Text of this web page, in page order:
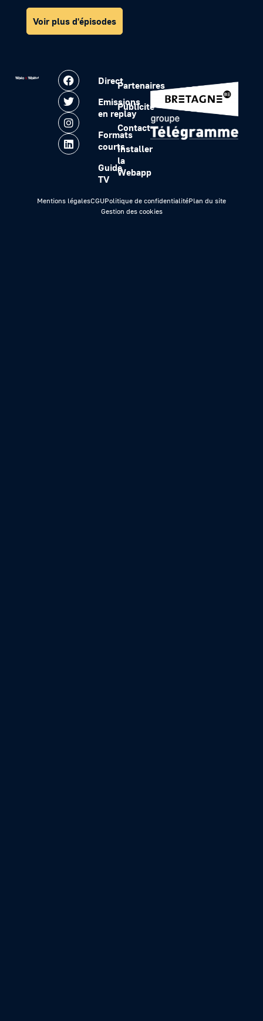
Voir plus d'épisodes
Direct
Emissions
en replay
Formats
courts
Guide
TV
Partenaires
Publicité
Contact
Installer
la
Webapp
Mentions légalesCGUPolitique de confidentialitéPlan du site
Gestion des cookies